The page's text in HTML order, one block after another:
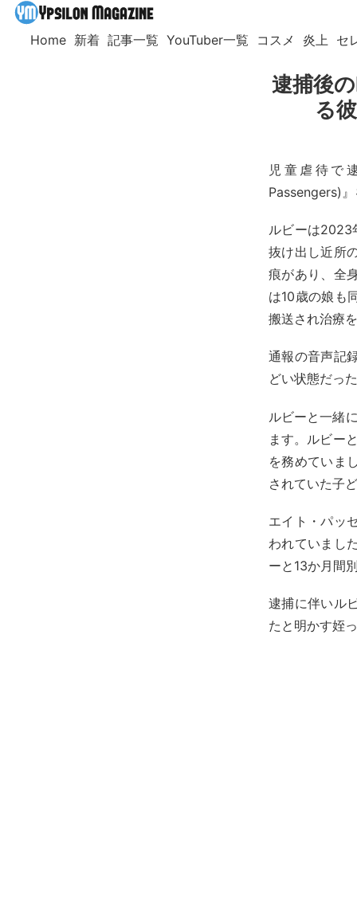
Home 新着 記事一覧 YouTuber一覧 コスメ 炎上 セ
逮捕後
る
児童虐待で
Passengers)
ルビーは2023
抜け出し近所
痕があり、全
は10歳の娘も
搬送され治療
通報の音声記
どい状態だっ
ルビーと一緒
ます。ルビー
を務めていま
されていた子
エイト・パッ
われていまし
ーと13か月間
逮捕に伴いル
たと明かす姪